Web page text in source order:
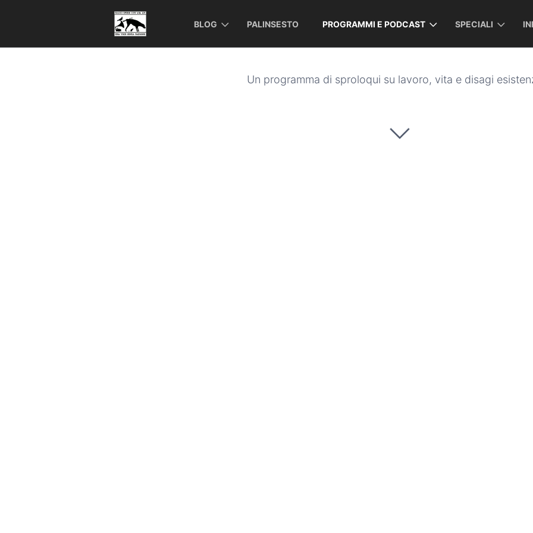
BLOG PALINSESTO PROGRAMMI E PODCAST SPECIALI
Un programma di sproloqui su lavoro, vita e disagi